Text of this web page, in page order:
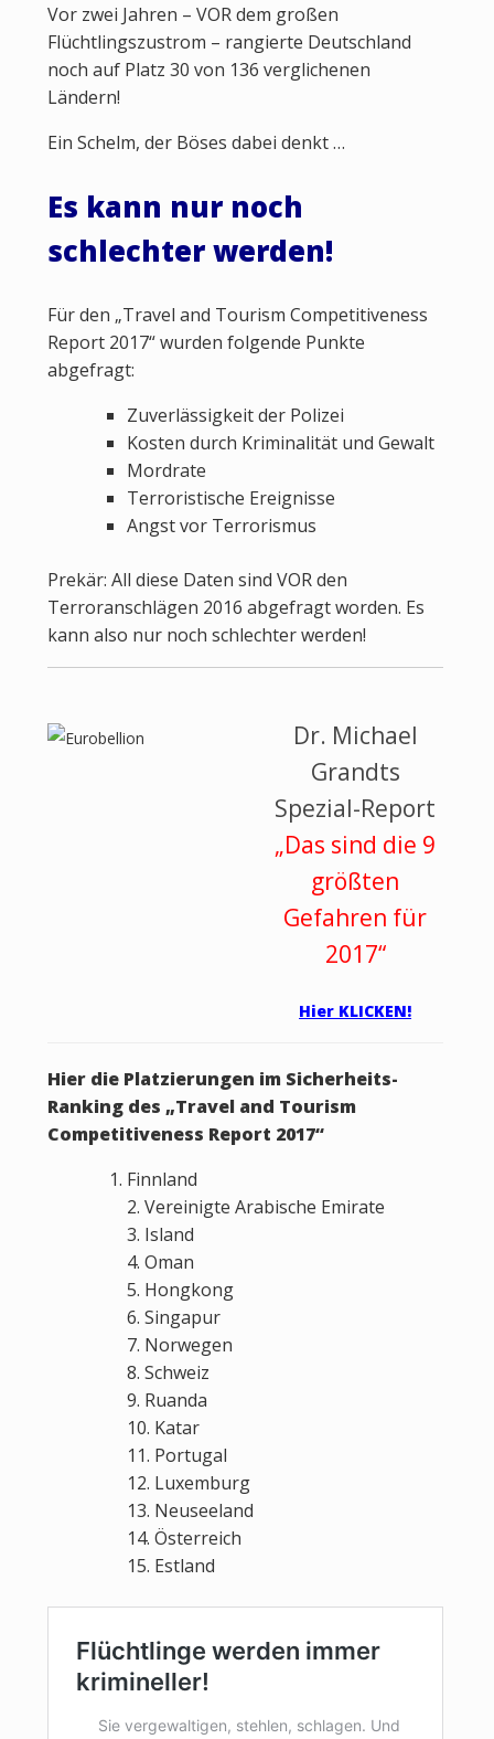
Vor zwei Jahren – VOR dem großen
Flüchtlingszustrom – rangierte Deutschland
noch auf Platz 30 von 136 verglichenen
Ländern!
Ein Schelm, der Böses dabei denkt …
Es kann nur noch
schlechter werden!
Für den „Travel and Tourism Competitiveness
Report 2017“ wurden folgende Punkte
abgefragt:
Zuverlässigkeit der Polizei
Kosten durch Kriminalität und Gewalt
Mordrate
Terroristische Ereignisse
Angst vor Terrorismus
Prekär: All diese Daten sind VOR den
Terroranschlägen 2016 abgefragt worden. Es
kann also nur noch schlechter werden!
Dr. Michael
Grandts
Spezial-Report
„Das sind die 9
größten
Gefahren für
2017“
Hier KLICKEN!
Hier die Platzierungen im Sicherheits-
Ranking des „Travel and Tourism
Competitiveness Report 2017“
Finnland
2. Vereinigte Arabische Emirate
3. Island
4. Oman
5. Hongkong
6. Singapur
7. Norwegen
8. Schweiz
9. Ruanda
10. Katar
11. Portugal
12. Luxemburg
13. Neuseeland
14. Österreich
15. Estland